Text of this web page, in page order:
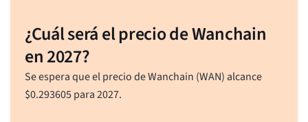
¿Cuál será el precio de Wanchain
en 2027?
Se espera que el precio de Wanchain (WAN) alcance
$0.293605para 2027.